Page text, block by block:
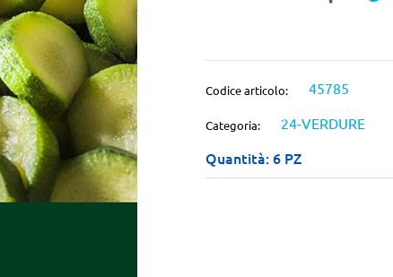
Codice articolo: 45785
Categoria: 24-VERDURE
Quantità: 6 PZ